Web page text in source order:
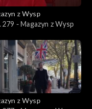
z Wysp
279 - Magazyn z Wysp
z Wysp